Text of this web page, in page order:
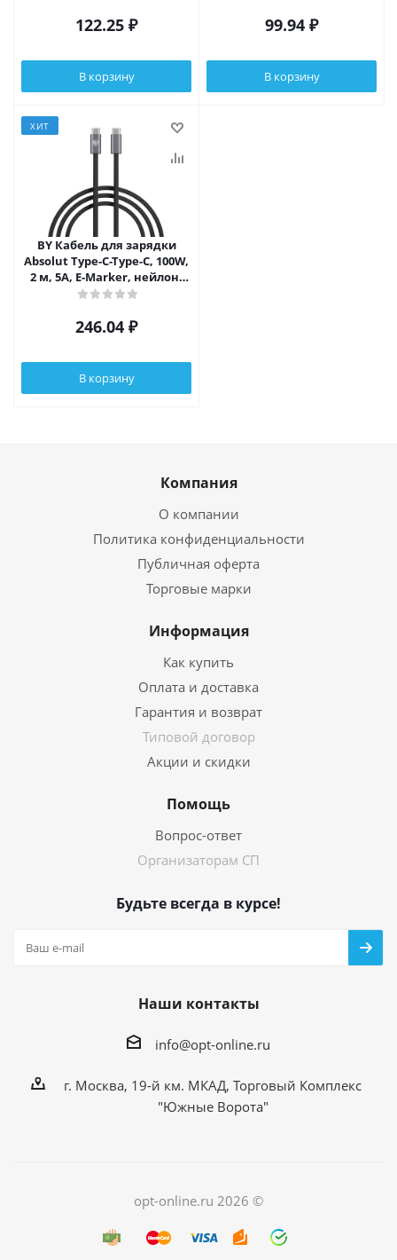
122.25 ₽
В корзину
99.94 ₽
В корзину
ХИТ
BY Кабель для зарядки
Absolut Type-C-Type-C, 100W,
2 м, 5A, E-Marker, нейлон,
черный
246.04 ₽
В корзину
Компания
О компании
Политика конфиденциальности
Публичная оферта
Торговые марки
Информация
Как купить
Оплата и доставка
Гарантия и возврат
Типовой договор
Акции и скидки
Помощь
Вопрос-ответ
Организаторам СП
Будьте всегда в курсе!
Наши контакты
info@opt-online.ru
г. Москва, 19-й км. МКАД, Торговый Комплекс
"Южные Ворота"
opt-online.ru 2026 ©